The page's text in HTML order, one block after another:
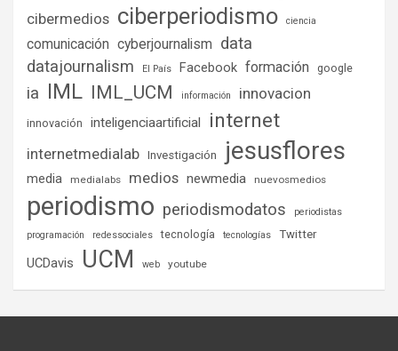
cibermedios ciberperiodismo ciencia
comunicación cyberjournalism data
datajournalism El País Facebook formación google
ia IML IML_UCM información innovacion
innovación inteligenciaartificial internet
internetmedialab Investigación jesusflores
media medialabs medios newmedia nuevosmedios
periodismo periodismodatos
periodistas
programación
redessociales tecnología tecnologías Twitter
UCDavis UCM web youtube